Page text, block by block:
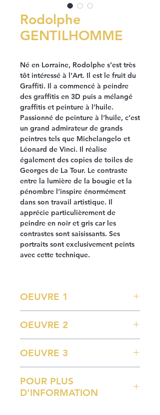
Rodolphe
GENTILHOMME
Né en Lorraine, Rodolphe s’est très
tôt intéressé à l’Art. Il est le fruit du
Graffiti. Il a commencé à peindre
des graffitis en 3D puis a mélangé
graffitis et peinture à l’huile.
Passionné de peinture à l’huile, c’est
un grand admirateur de grands
peintres tels que Michelangelo et
Léonard de Vinci. Il réalise
également des copies de toiles de
Georges de La Tour. Le contraste
entre la lumière de la bougie et la
pénombre l’inspire énormément
dans son travail artistique. Il
apprécie particulièrement de
peindre en noir et gris car les
contrastes sont saisissants. Ses
portraits sont exclusivement peints
avec cette technique.
OEUVRE 1
Portrait de Sir Anthony Hopkins
129,7 x 96,7 cm
OEUVRE 2
Portrait de Mr Robert Anthony de
Niro
OEUVRE 3
Portrait de Mr Gérard Depardieu
200 x 200 cm
POUR PLUS
D'INFORMATION